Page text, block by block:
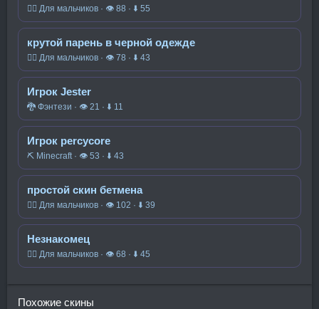
🧍‍♂️ Для мальчиков · 👁 88 · ⬇ 55
крутой парень в черной одежде
🧍‍♂️ Для мальчиков · 👁 78 · ⬇ 43
Игрок Jester
🐉 Фэнтези · 👁 21 · ⬇ 11
Игрок percycore
⛏️ Minecraft · 👁 53 · ⬇ 43
простой скин бетмена
🧍‍♂️ Для мальчиков · 👁 102 · ⬇ 39
Незнакомец
🧍‍♂️ Для мальчиков · 👁 68 · ⬇ 45
Похожие скины